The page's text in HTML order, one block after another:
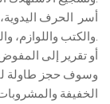
أسر الحرف
والكتب واللوازم، والرياضة، ولا تبيع، يمكنك الإشارة.
وسوف حجز طاولة
الخفيفة والمشروبات